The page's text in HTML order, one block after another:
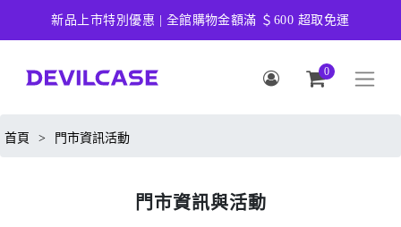
新品上市特別優惠 | 全館購物金額滿 ＄600 超取免運
0
首頁 > 門市資訊活動
門市資訊與活動